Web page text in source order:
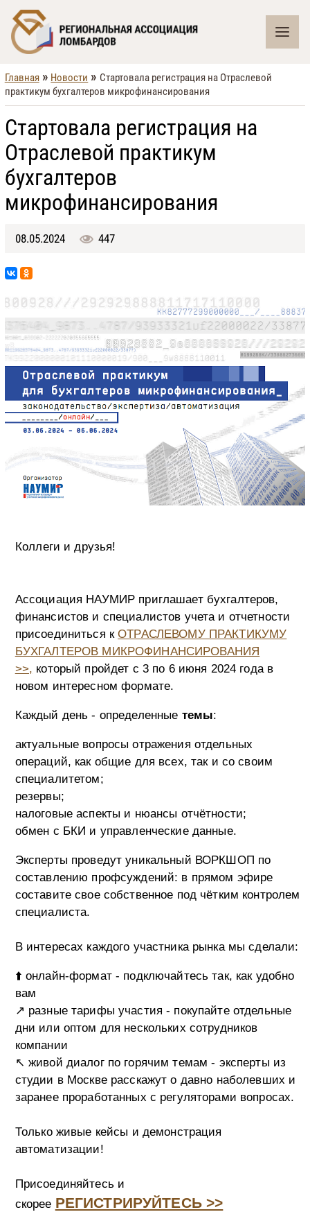
Главная » Новости » Стартовала регистрация на Отраслевой
практикум бухгалтеров микрофинансирования
Стартовала регистрация на
Отраслевой практикум
бухгалтеров
микрофинансирования
08.05.2024 447
Коллеги и друзья!
Ассоциация НАУМИР приглашает бухгалтеров,
финансистов и специалистов учета и отчетности
присоединиться кОТРАСЛЕВОМУ ПРАКТИКУМУ
БУХГАЛТЕРОВ МИКРОФИНАНСИРОВАНИЯ
>>, который пройдет с 3 по 6 июня 2024 года в
новом интересном формате.
Каждый день - определенные темы:
актуальные вопросы отражения отдельных
операций, как общие для всех, так и со своим
специалитетом;
резервы;
налоговые аспекты и нюансы отчётности;
обмен с БКИ и управленческие данные.
Эксперты проведут уникальный ВОРКШОП по
составлению профсуждений: в прямом эфире
составите свое собственное под чётким контролем
специалиста.
В интересах каждого участника рынка мы сделали:
⬆️ онлайн-формат - подключайтесь так, как удобно
вам
↗️ разные тарифы участия - покупайте отдельные
дни или оптом для нескольких сотрудников
компании
↖️ живой диалог по горячим темам - эксперты из
студии в Москве расскажут о давно наболевших и
заранее проработанных с регуляторами вопросах.
️Только живые кейсы и демонстрация
автоматизации!
Присоединяйтесь и
скорее РЕГИСТРИРУЙТЕСЬ >>